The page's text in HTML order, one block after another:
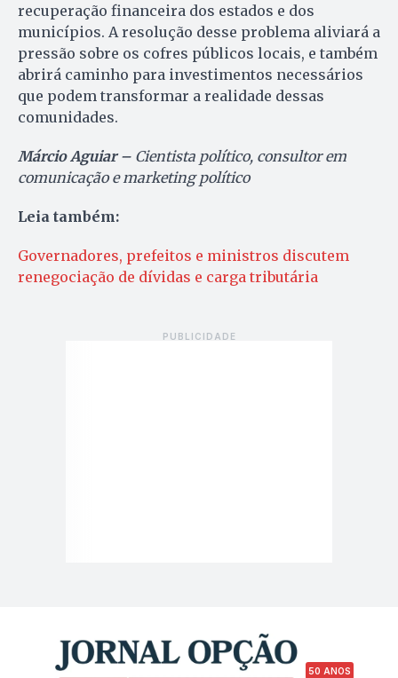
recuperação financeira dos estados e dos
municípios. A resolução desse problema aliviará a
pressão sobre os cofres públicos locais, e também
abrirá caminho para investimentos necessários
que podem transformar a realidade dessas
comunidades.
Márcio Aguiar – Cientista político, consultor em
comunicação e marketing político
Leia também:
Governadores, prefeitos e ministros discutem
renegociação de dívidas e carga tributária
50 ANOS